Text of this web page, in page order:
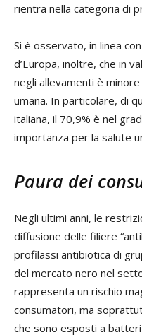
rientra nella categoria di
Si è osservato, in linea
d’Europa, inoltre, che in
negli allevamenti è
umana. In particolare, di
italiana, il 70,9% è nel
importanza per la salute
Paura dei
Negli ultimi anni, le
diffusione delle filiere
profilassi antibiotica di
del mercato nero nel
rappresenta un rischio
consumatori, ma
che sono esposti a